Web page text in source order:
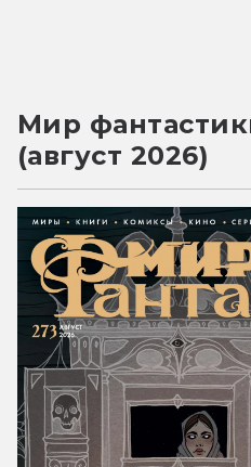
Мир
(август 2026)